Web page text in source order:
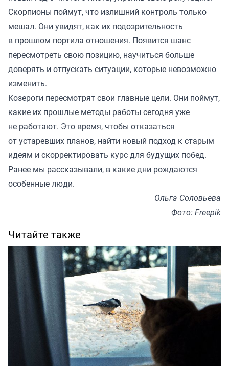
Скорпионы поймут, что излишний контроль только
мешал. Они увидят, как их подозрительность
в прошлом портила отношения. Появится шанс
пересмотреть свою позицию, научиться больше
доверять и отпускать ситуации, которые невозможно
изменить.
Козероги пересмотрят свои главные цели. Они поймут,
какие их прошлые методы работы сегодня уже
не работают. Это время, чтобы отказаться
от устаревших планов, найти новый подход к старым
идеям и скорректировать курс для будущих побед.
Ранее мы рассказывали, в какие дни рождаются
особенные люди.
Ольга Соловьева
Фото: Freepik
Читайте также